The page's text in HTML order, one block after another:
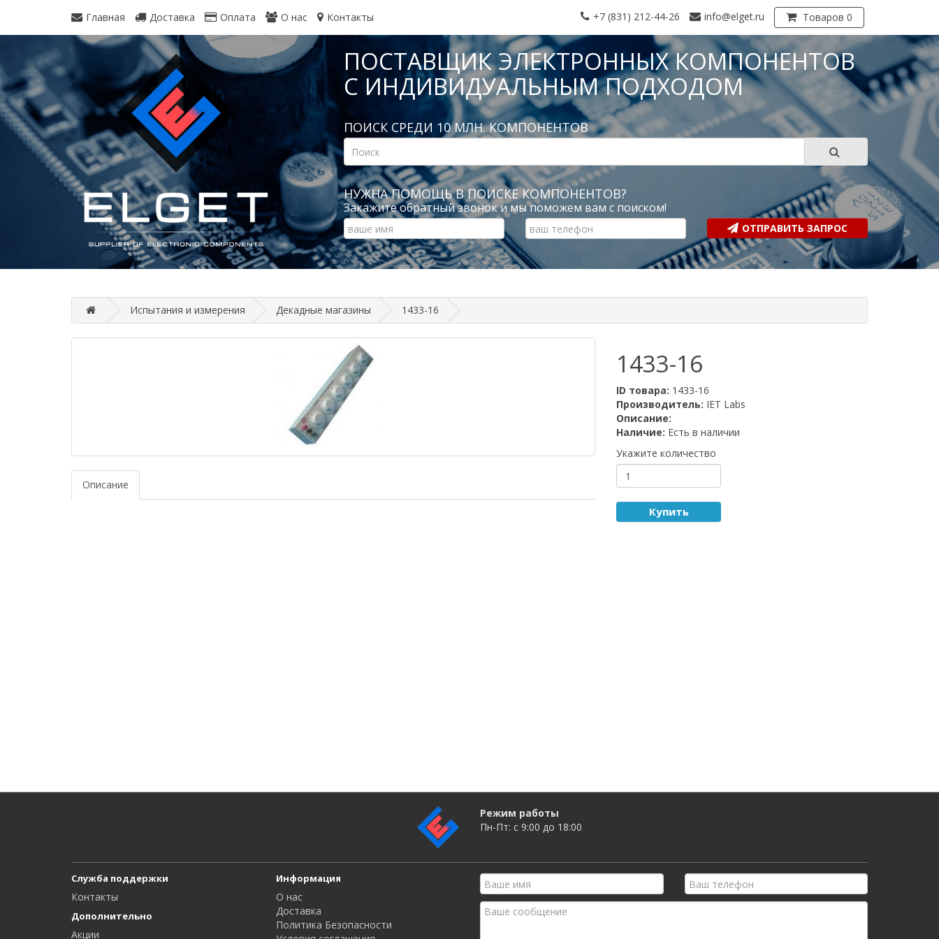
Главная Доставка Оплата О нас Контакты +7 (831) 212-44-26 info@elget.ru Товаров 0
ПОСТАВЩИК ЭЛЕКТРОННЫХ КОМПОНЕНТОВ
С ИНДИВИДУАЛЬНЫМ ПОДХОДОМ
ПОИСК СРЕДИ 10 МЛН. КОМПОНЕНТОВ
НУЖНА ПОМОЩЬ В ПОИСКЕ КОМПОНЕНТОВ?
Закажите обратный звонок и мы поможем вам с поиском!
ОТПРАВИТЬ ЗАПРОС
Испытания и измерения Декадные магазины 1433-16
Описание
1433-16
ID товара: 1433-16
Производитель: IET Labs
Описание:
Наличие: Есть в наличии
Укажите количество
Купить
Режим работы
Пн-Пт: c 9:00 до 18:00
Служба поддержки
Контакты
Дополнительно
Акции
Информация
О нас
Доставка
Политика Безопасности